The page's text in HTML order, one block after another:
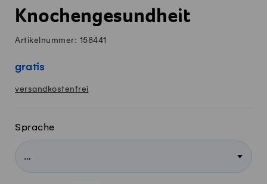
Knochengesundheit
Artikelnummer: 158441
gratis
versandkostenfrei
Sprache